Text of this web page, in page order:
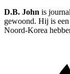
D.B. John is
gewoond. Hij is
Noord-Korea